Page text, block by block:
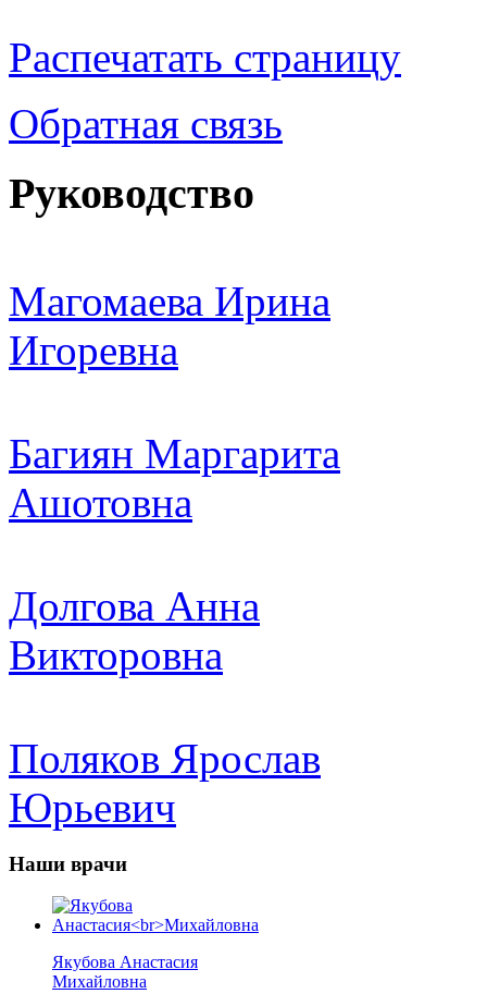
Распечатать страницу
Обратная связь
Руководство
Магомаева Ирина
Игоревна
Багиян Маргарита
Ашотовна
Долгова Анна
Викторовна
Поляков Ярослав
Юрьевич
Наши врачи
Якубова Анастасия
Михайловна